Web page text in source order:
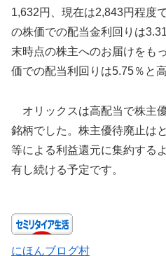
1,632円、現在は2,843円程度
の株価での配当金利回りは
末時点の株主へのお届けをも
価での配当利回りは5.75％と
オリックスは高配当で株主
銘柄でした。株主優待廃止は
等による利益還元に集約する
有し続ける予定です。
にほんブログ村